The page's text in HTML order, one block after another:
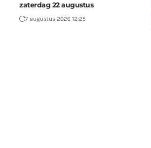
zaterdag 22 augustus
7 augustus 2026 12:25